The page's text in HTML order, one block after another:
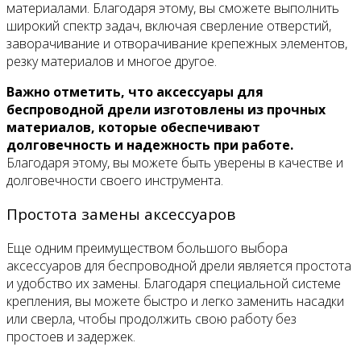
материалами. Благодаря этому, вы сможете выполнить
широкий спектр задач, включая сверление отверстий,
заворачивание и отворачивание крепежных элементов,
резку материалов и многое другое.
Важно отметить, что аксессуары для
беспроводной дрели изготовлены из прочных
материалов, которые обеспечивают
долговечность и надежность при работе.
Благодаря этому, вы можете быть уверены в качестве и
долговечности своего инструмента.
Простота замены аксессуаров
Еще одним преимуществом большого выбора
аксессуаров для беспроводной дрели является простота
и удобство их замены. Благодаря специальной системе
крепления, вы можете быстро и легко заменить насадки
или сверла, чтобы продолжить свою работу без
простоев и задержек.